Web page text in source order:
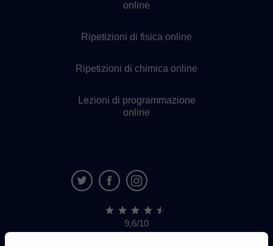
online
Ripetizioni di fisica online
Ripetizioni di chimica online
Lezioni di programmazione
online
9,6/10
1.339.284